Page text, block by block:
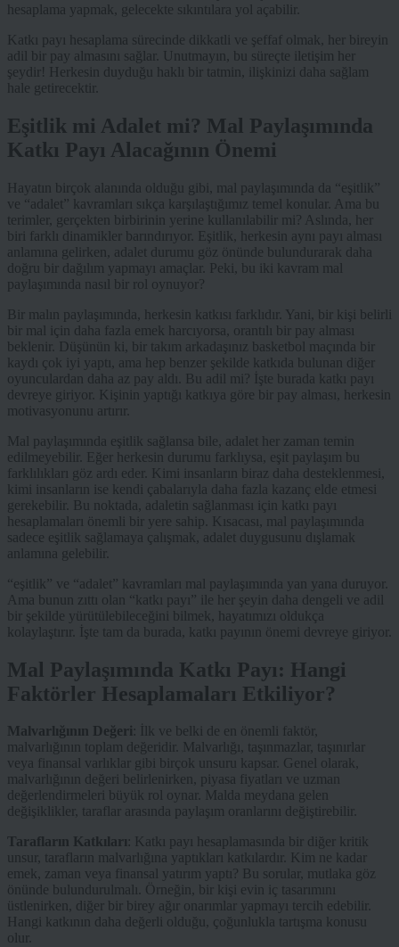
hesaplama yapmak, gelecekte sıkıntılara yol açabilir.
Katkı payı hesaplama sürecinde dikkatli ve şeffaf olmak, her bireyin
adil bir pay almasını sağlar. Unutmayın, bu süreçte iletişim her
şeydir! Herkesin duyduğu haklı bir tatmin, ilişkinizi daha sağlam
hale getirecektir.
Eşitlik mi Adalet mi? Mal Paylaşımında
Katkı Payı Alacağının Önemi
Hayatın birçok alanında olduğu gibi, mal paylaşımında da “eşitlik”
ve “adalet” kavramları sıkça karşılaştığımız temel konular. Ama bu
terimler, gerçekten birbirinin yerine kullanılabilir mi? Aslında, her
biri farklı dinamikler barındırıyor. Eşitlik, herkesin aynı payı alması
anlamına gelirken, adalet durumu göz önünde bulundurarak daha
doğru bir dağılım yapmayı amaçlar. Peki, bu iki kavram mal
paylaşımında nasıl bir rol oynuyor?
Bir malın paylaşımında, herkesin katkısı farklıdır. Yani, bir kişi belirli
bir mal için daha fazla emek harcıyorsa, orantılı bir pay alması
beklenir. Düşünün ki, bir takım arkadaşınız basketbol maçında bir
kaydı çok iyi yaptı, ama hep benzer şekilde katkıda bulunan diğer
oyunculardan daha az pay aldı. Bu adil mi? İşte burada katkı payı
devreye giriyor. Kişinin yaptığı katkıya göre bir pay alması, herkesin
motivasyonunu artırır.
Mal paylaşımında eşitlik sağlansa bile, adalet her zaman temin
edilmeyebilir. Eğer herkesin durumu farklıysa, eşit paylaşım bu
farklılıkları göz ardı eder. Kimi insanların biraz daha desteklenmesi,
kimi insanların ise kendi çabalarıyla daha fazla kazanç elde etmesi
gerekebilir. Bu noktada, adaletin sağlanması için katkı payı
hesaplamaları önemli bir yere sahip. Kısacası, mal paylaşımında
sadece eşitlik sağlamaya çalışmak, adalet duygusunu dışlamak
anlamına gelebilir.
“eşitlik” ve “adalet” kavramları mal paylaşımında yan yana duruyor.
Ama bunun zıttı olan “katkı payı” ile her şeyin daha dengeli ve adil
bir şekilde yürütülebileceğini bilmek, hayatımızı oldukça
kolaylaştırır. İşte tam da burada, katkı payının önemi devreye giriyor.
Mal Paylaşımında Katkı Payı: Hangi
Faktörler Hesaplamaları Etkiliyor?
Malvarlığının Değeri : İlk ve belki de en önemli faktör,
malvarlığının toplam değeridir. Malvarlığı, taşınmazlar, taşınırlar
veya finansal varlıklar gibi birçok unsuru kapsar. Genel olarak,
malvarlığının değeri belirlenirken, piyasa fiyatları ve uzman
değerlendirmeleri büyük rol oynar. Malda meydana gelen
değişiklikler, taraflar arasında paylaşım oranlarını değiştirebilir.
Tarafların Katkıları : Katkı payı hesaplamasında bir diğer kritik
unsur, tarafların malvarlığına yaptıkları katkılardır. Kim ne kadar
emek, zaman veya finansal yatırım yaptı? Bu sorular, mutlaka göz
önünde bulundurulmalı. Örneğin, bir kişi evin iç tasarımını
üstlenirken, diğer bir birey ağır onarımlar yapmayı tercih edebilir.
Hangi katkının daha değerli olduğu, çoğunlukla tartışma konusu
olur.